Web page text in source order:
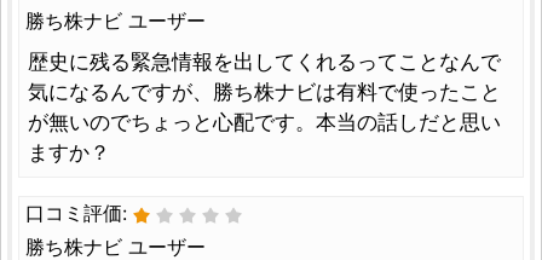
勝ち株ナビ ユーザー
歴史に残る緊急情報を出してくれるってことなんで
気になるんですが、勝ち株ナビは有料で使ったこと
が無いのでちょっと心配です。本当の話しだと思い
ますか？
口コミ評価:
勝ち株ナビ ユーザー